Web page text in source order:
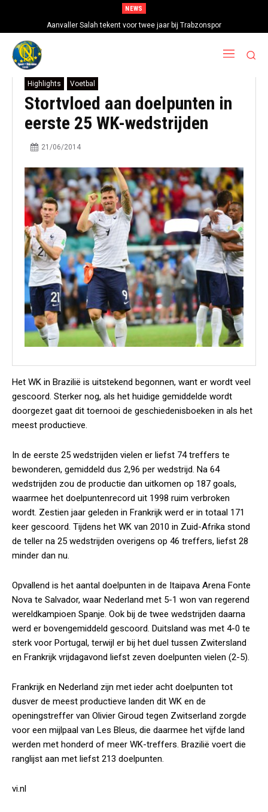
NEWS
Aanvaller Salah tekent voor twee jaar bij Trabzonspor
Highlights Voetbal
Stortvloed aan doelpunten in
eerste 25 WK-wedstrijden
21/06/2014
Het WK in Brazilië is uitstekend begonnen, want er wordt veel
gescoord. Sterker nog, als het huidige gemiddelde wordt
doorgezet gaat dit toernooi de geschiedenisboeken in als het
meest productieve.
In de eerste 25 wedstrijden vielen er liefst 74 treffers te
bewonderen, gemiddeld dus 2,96 per wedstrijd. Na 64
wedstrijden zou de productie dan uitkomen op 187 goals,
waarmee het doelpuntenrecord uit 1998 ruim verbroken
wordt. Zestien jaar geleden in Frankrijk werd er in totaal 171
keer gescoord. Tijdens het WK van 2010 in Zuid-Afrika stond
de teller na 25 wedstrijden overigens op 46 treffers, liefst 28
minder dan nu.
Opvallend is het aantal doelpunten in de Itaipava Arena Fonte
Nova te Salvador, waar Nederland met 5-1 won van regerend
wereldkampioen Spanje. Ook bij de twee wedstrijden daarna
werd er bovengemiddeld gescoord. Duitsland was met 4-0 te
sterk voor Portugal, terwijl er bij het duel tussen Zwitersland
en Frankrijk vrijdagavond liefst zeven doelpunten vielen (2-5).
Frankrijk en Nederland zijn met ieder acht doelpunten tot
dusver de meest productieve landen dit WK en de
openingstreffer van Olivier Giroud tegen Zwitserland zorgde
voor een mijlpaal van Les Bleus, die daarmee het vijfde land
werden met honderd of meer WK-treffers. Brazilië voert die
ranglijst aan met liefst 213 doelpunten.
vi.nl